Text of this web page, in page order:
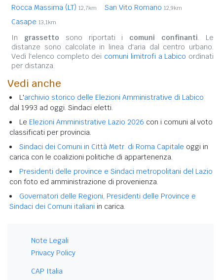
Rocca Massima (LT) 12,7km San Vito Romano 12,9km
Casape 13,1km
In grassetto sono riportati i comuni confinanti. Le
distanze sono calcolate in linea d'aria dal centro urbano.
Vedi l'elenco completo dei comuni limitrofi a Labico ordinati
per distanza.
Vedi anche
L'archivio storico delle Elezioni Amministrative di Labico
dal 1993 ad oggi. Sindaci eletti.
Le Elezioni Amministrative Lazio 2026 con i comuni al voto
classificati per provincia.
Sindaci dei Comuni in Città Metr. di Roma Capitale oggi in
carica con le coalizioni politiche di appartenenza.
Presidenti delle province e Sindaci metropolitani del Lazio
con foto ed amministrazione di provenienza.
Governatori delle Regioni, Presidenti delle Province e
Sindaci dei Comuni italiani in carica.
Note Legali
Privacy Policy
CAP Italia